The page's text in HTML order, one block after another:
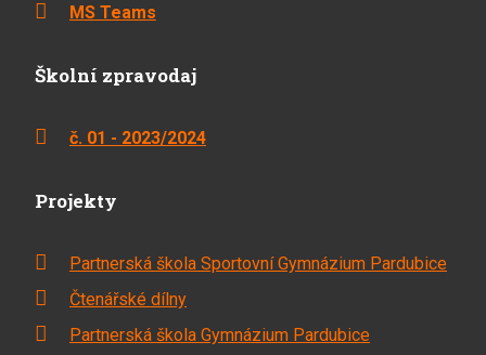
MS Teams
Školní zpravodaj
č. 01 - 2023/2024
Projekty
Partnerská škola Sportovní Gymnázium Pardubice
Čtenářské dílny
Partnerská škola Gymnázium Pardubice